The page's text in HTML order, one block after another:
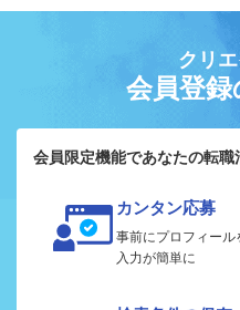
クリ
会員登録
会員限定機能であなたの転職
カンタン応募
事前にプロフィー
入力が簡単に